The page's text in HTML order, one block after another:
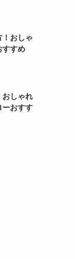
おしゃ
すすめ
おしゃれ
ーおすす